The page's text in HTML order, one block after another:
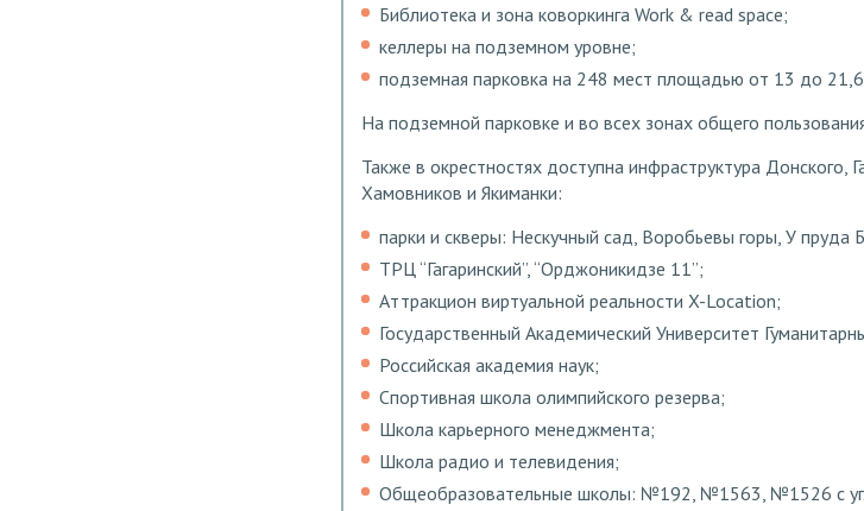
Библиотека и зона коворкинга Work & read space;
келлеры на подземном уровне;
подземная парковка на 248 мест площадью от 13 до 21,6
На подземной парковке и во всех зонах общего
Также в окрестностях доступна инфраструктура Донского,
Хамовников и Якиманки:
парки и скверы: Нескучный сад, Воробьевы горы, У пруда
ТРЦ “Гагаринский”, “Орджоникидзе 11”;
Аттракцион виртуальной реальности X-Location;
Государственный Академический Университет
Российская академия наук;
Спортивная школа олимпийского резерва;
Школа карьерного менеджмента;
Школа радио и телевидения;
Общеобразовательные школы: №192, №1563, №1526 с